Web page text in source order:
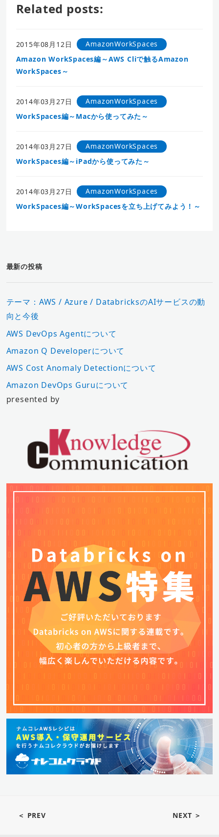
Related posts:
2015年08月12日
AmazonWorkSpaces
Amazon WorkSpaces編～AWS Cliで触るAmazon
WorkSpaces～
2014年03月27日
AmazonWorkSpaces
WorkSpaces編～Macから使ってみた～
2014年03月27日
AmazonWorkSpaces
WorkSpaces編～iPadから使ってみた～
2014年03月27日
AmazonWorkSpaces
WorkSpaces編～WorkSpacesを立ち上げてみよう！～
最新の投稿
テーマ：AWS / Azure / DatabricksのAIサービスの動
向と今後
AWS DevOps Agentについて
Amazon Q Developerについて
AWS Cost Anomaly Detectionについて
Amazon DevOps Guruについて
presented by
＜ PREV NEXT ＞